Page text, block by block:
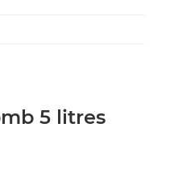
5 litres